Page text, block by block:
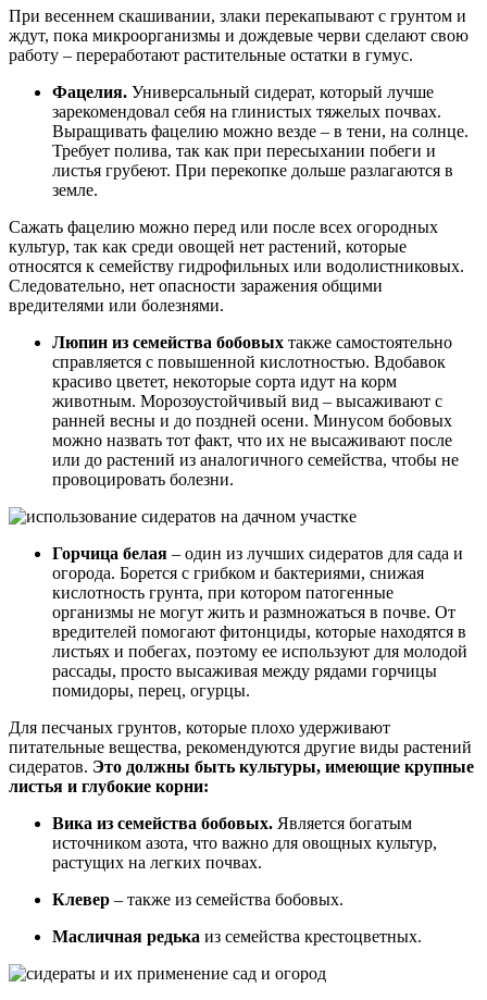
При весеннем скашивании, злаки перекапывают с грунтом и
ждут, пока микроорганизмы и дождевые черви сделают свою
работу – переработают растительные остатки в гумус.
Фацелия. Универсальный сидерат, который лучше
зарекомендовал себя на глинистых тяжелых почвах.
Выращивать фацелию можно везде – в тени, на солнце.
Требует полива, так как при пересыхании побеги и
листья грубеют. При перекопке дольше разлагаются в
земле.
Сажать фацелию можно перед или после всех огородных
культур, так как среди овощей нет растений, которые
относятся к семейству гидрофильных или водолистниковых.
Следовательно, нет опасности заражения общими
вредителями или болезнями.
Люпин из семейства бобовых также самостоятельно
справляется с повышенной кислотностью. Вдобавок
красиво цветет, некоторые сорта идут на корм
животным. Морозоустойчивый вид – высаживают с
ранней весны и до поздней осени. Минусом бобовых
можно назвать тот факт, что их не высаживают после
или до растений из аналогичного семейства, чтобы не
провоцировать болезни.
Горчица белая – один из лучших сидератов для сада и
огорода. Борется с грибком и бактериями, снижая
кислотность грунта, при котором патогенные
организмы не могут жить и размножаться в почве. От
вредителей помогают фитонциды, которые находятся в
листьях и побегах, поэтому ее используют для молодой
рассады, просто высаживая между рядами горчицы
помидоры, перец, огурцы.
Для песчаных грунтов, которые плохо удерживают
питательные вещества, рекомендуются другие виды растений
сидератов. Это должны быть культуры, имеющие крупные
листья и глубокие корни:
Вика из семейства бобовых. Является богатым
источником азота, что важно для овощных культур,
растущих на легких почвах.
Клевер – также из семейства бобовых.
Масличная редька из семейства крестоцветных.